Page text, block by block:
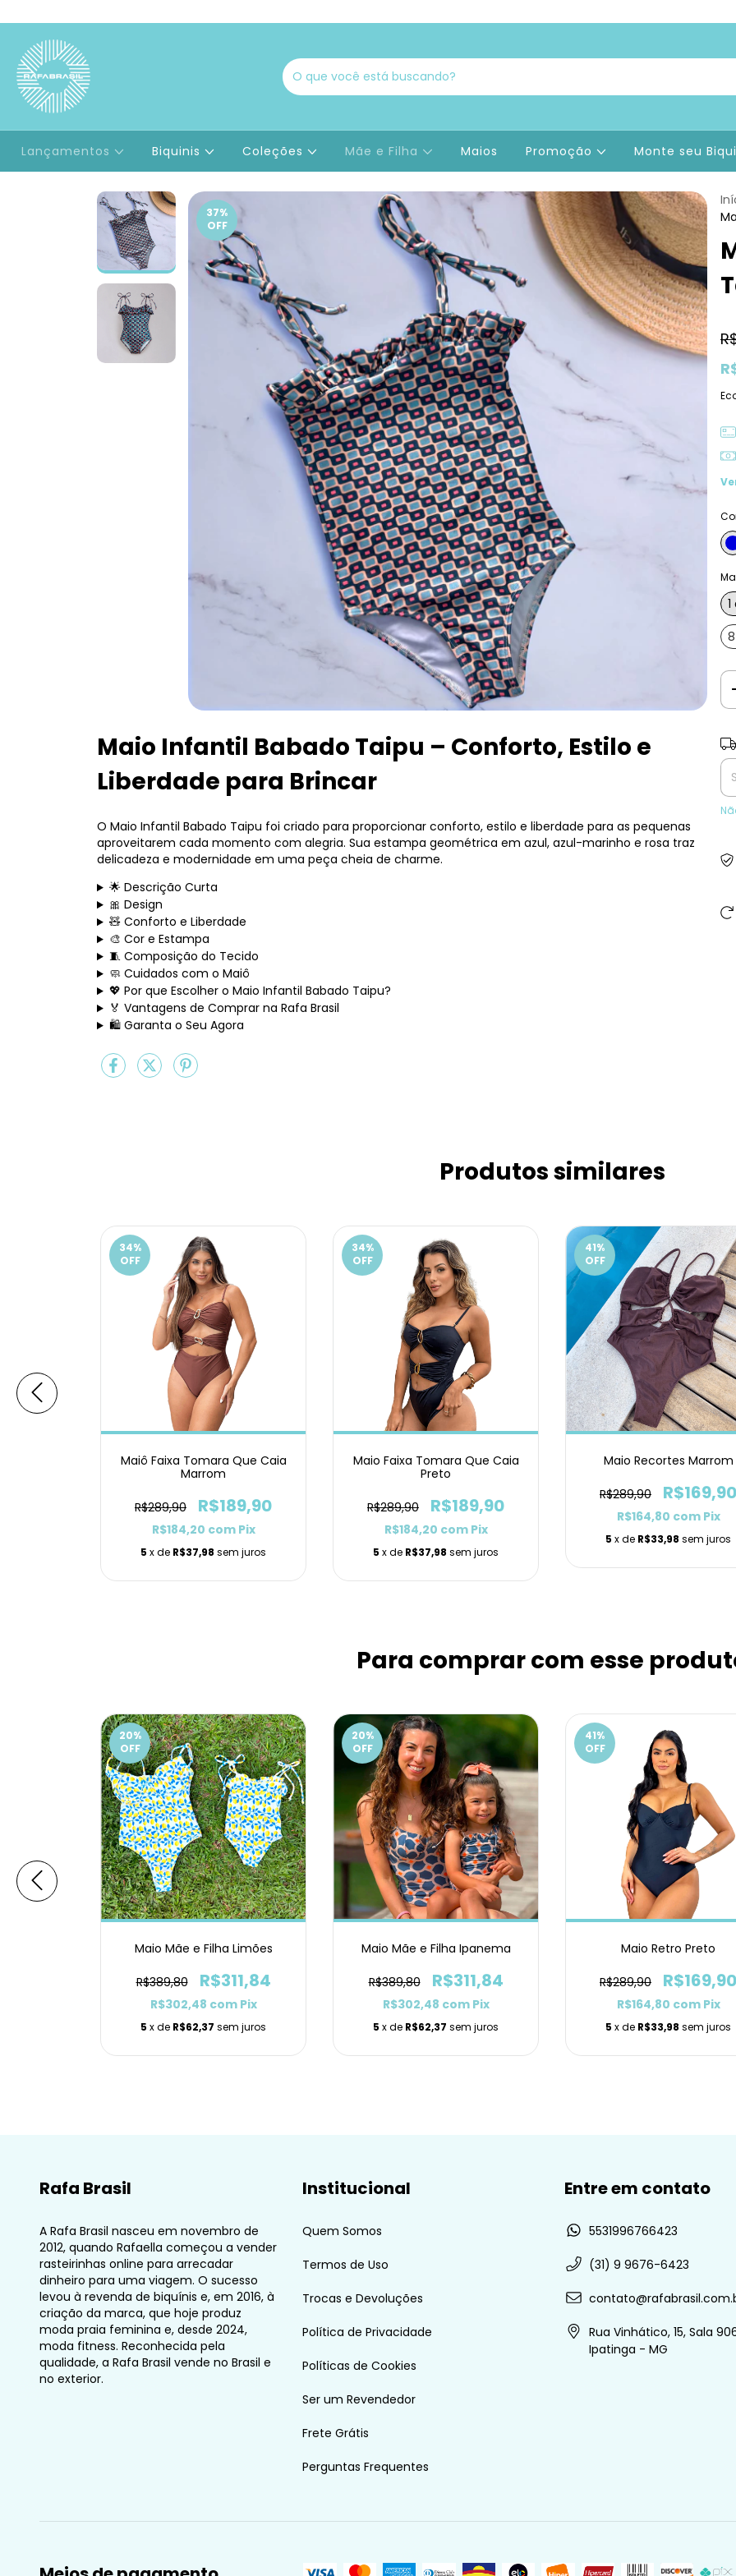
Lançamentos Biquinis Coleções Mãe e Filha Maios Promoção Monte seu
37%
OFF
Maio Infantil Babado Taipu – Conforto, Estilo e
Liberdade para Brincar
O Maio Infantil Babado Taipu foi criado para proporcionar conforto, estilo e liberdade para as pequenas
aproveitarem cada momento com alegria. Sua estampa geométrica em azul, azul-marinho e rosa traz
delicadeza e modernidade em uma peça cheia de charme.
🌟 Descrição Curta
🎀 Design
🧸 Conforto e Liberdade
🎨 Cor e Estampa
🧵 Composição do Tecido
🧼 Cuidados com o Maiô
💖 Por que Escolher o Maio Infantil Babado Taipu?
🏅 Vantagens de Comprar na Rafa Brasil
🛍️ Garanta o Seu Agora
Produtos similares
34%
OFF
Maiô Faixa Tomara Que Caia
Marrom
R$289,90 R$189,90
R$184,20 com Pix
5 x de R$37,98 sem juros
34%
OFF
Maio Faixa Tomara Que Caia
Preto
R$289,90 R$189,90
R$184,20 com Pix
5 x de R$37,98 sem juros
41%
OFF
Maio Recortes Marrom
R$289,90 R$169,90
R$164,80 com Pix
5 x de R$33,98 sem juros
Para comprar com esse
20%
OFF
Maio Mãe e Filha Limões
R$389,80 R$311,84
R$302,48 com Pix
5 x de R$62,37 sem juros
20%
OFF
Maio Mãe e Filha Ipanema
R$389,80 R$311,84
R$302,48 com Pix
5 x de R$62,37 sem juros
41%
OFF
Maio Retro Preto
R$289,90 R$169,90
R$164,80 com Pix
5 x de R$33,98 sem juros
Rafa Brasil
A Rafa Brasil nasceu em novembro de
2012, quando Rafaella começou a vender
rasteirinhas online para arrecadar
dinheiro para uma viagem. O sucesso
levou à revenda de biquínis e, em 2016, à
criação da marca, que hoje produz
moda praia feminina e, desde 2024,
moda fitness. Reconhecida pela
qualidade, a Rafa Brasil vende no Brasil e
no exterior.
Institucional
Quem Somos
Termos de Uso
Trocas e Devoluções
Política de Privacidade
Políticas de Cookies
Ser um Revendedor
Frete Grátis
Perguntas Frequentes
Entre em contato
5531996766423
(31) 9 9676-6423
Rua Vinhático, 15, Sala
Ipatinga - MG